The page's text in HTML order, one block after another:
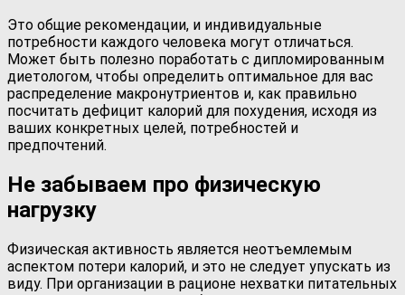
Это общие рекомендации, и индивидуальные
потребности каждого человека могут отличаться.
Может быть полезно поработать с дипломированным
диетологом, чтобы определить оптимальное для вас
распределение макронутриентов и, как правильно
посчитать дефицит калорий для похудения, исходя из
ваших конкретных целей, потребностей и
предпочтений.
Не забываем про физическую
нагрузку
Физическая активность является неотъемлемым
аспектом потери калорий, и это не следует упускать из
виду. При организации в рационе нехватки питательных